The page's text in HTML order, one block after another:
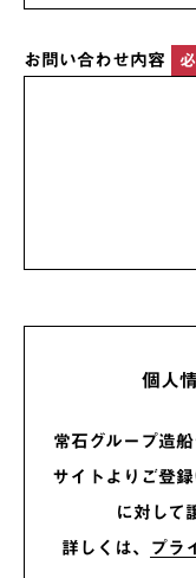
お問い合わせ内容
個人
常石グループ造
サイトよりご登
に対して
詳しくは、
プラ